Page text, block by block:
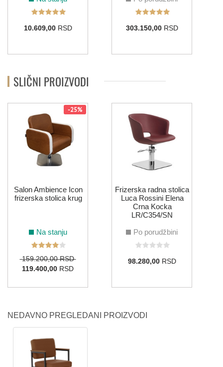
10.609,00RSD 303.150,00RSD
SLIČNI PROIZVODI
-25%
Salon Ambience Icon
frizerska stolica krug
Na stanju
159.200,00 RSD
119.400,00 RSD
Frizerska radna stolica
Luca Rossini Elena
Crna Kocka
LR/C354/SN
Po porudžbini
98.280,00RSD
NEDAVNO PREGLEDANI PROIZVODI